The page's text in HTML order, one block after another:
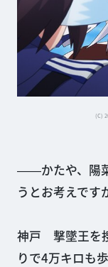
(C)
――かたや、陽
うとお考えです
神戸 撃墜王を
りで4万キロも